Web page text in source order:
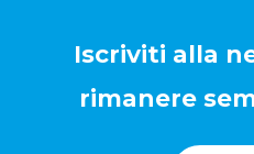
Iscriviti alla
rimanere